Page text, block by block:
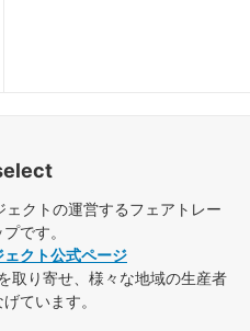
クトの運営するフェアトレー
です。
クト公式ページ
取り寄せ、様々な地域の生産者
ています。